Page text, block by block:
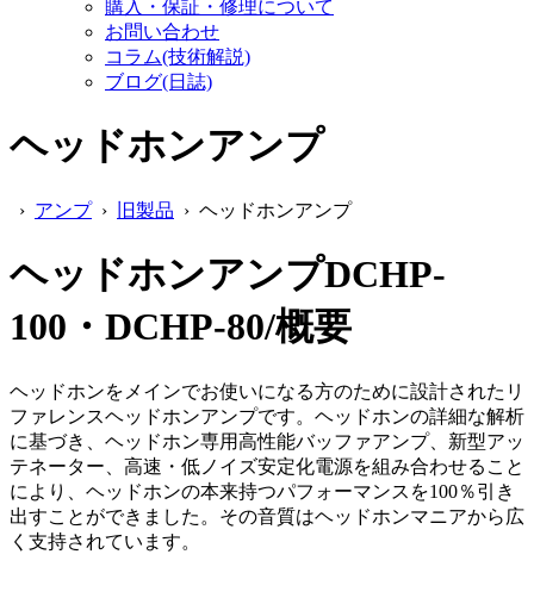
購入・保証・修理について
お問い合わせ
コラム(技術解説)
ブログ(日誌)
ヘッドホンアンプ
› アンプ› 旧製品 › ヘッドホンアンプ
ヘッドホンアンプDCHP-
100・DCHP-80/概要
ヘッドホンをメインでお使いになる方のために設計されたリ
ファレンスヘッドホンアンプです。ヘッドホンの詳細な解析
に基づき、ヘッドホン専用高性能バッファアンプ、新型アッ
テネーター、高速・低ノイズ安定化電源を組み合わせること
により、ヘッドホンの本来持つパフォーマンスを100％引き
出すことができました。その音質はヘッドホンマニアから広
く支持されています。